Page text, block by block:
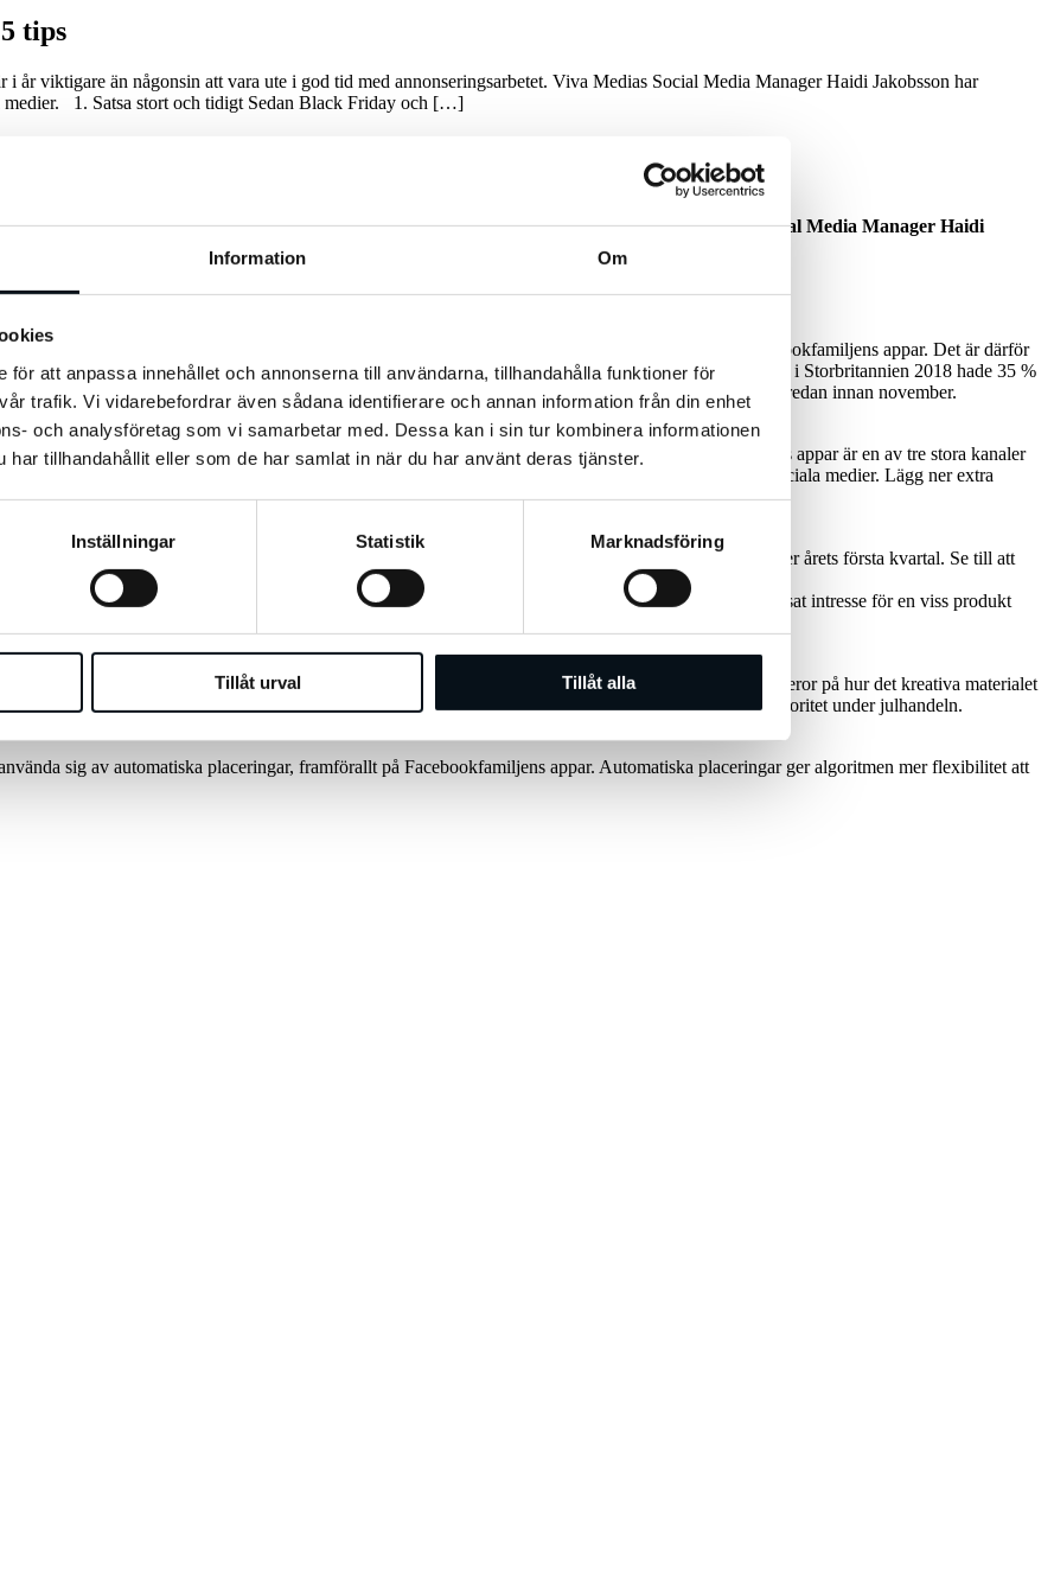
Information Om
för att anpassa innehållet och annonserna till användarna, tillhandahålla funktioner för
trafik. Vi vidarebefordrar även sådana identifierare och annan information från din enhet
och analysföretag som vi samarbetar med. Dessa kan i sin tur kombinera informationen
har tillhandahållit eller som de har samlat in när du har använt deras tjänster.
Inställningar Statistik Marknadsföring
Tillåt urval Tillåt alla
tips
år viktigare än någonsin att vara ute i god tid med annonseringsarbetet. Viva Medias Social Media Manager Haidi Jakobsson har
medier. 1. Satsa stort och tidigt Sedan Black Friday och […]
är i år viktigare än någonsin att vara ute i god tid med annonseringsarbetet. Viva Medias Social Media Manager Haidi
på sociala medier.
kommit att bli en budskapsmässigt tung månad med hög konkurrens om annonsutrymmet i Facebookfamiljens appar. Det är därför
att optimera kampanjstrategier och identifiera målgrupper. Enligt en undersökning bland konsumenter i Storbritannien 2018 hade 35 %
klara då. 24 % av de som genomförde sin julhandel via mobilen uppger att de påbörjade julhandeln redan innan november.
Allt fler konsumenter finner dock det de ska köpa på sina mobiler och menar att Facebookfamiljens appar är en av tre stora kanaler
och butikers hemsidor). Det är därför av stor vikt att förlänga fönstershoppingen till det mobila och sociala medier. Lägg ner extra
var brittiska kvinnor 54 % mer benägna att köpa elektronikprodukter under julperioden än de var under årets första kvartal. Se till att
under julperioden.
för breda målgrupper (DPA Broad Audience). Annonsen kommer att visas för personer som visat intresse för en viss produkt
nya kunder under julhandeln.
hinner avgöra om det hen ser i flödet är intressant. Facebook menar att 60 % av en annons framgång beror på hur det kreativa materialet
till annonserna och fånga konsumentens intresse under den första sekunden bör vara av största prioritet under julhandeln.
sig av automatiska placeringar, framförallt på Facebookfamiljens appar. Automatiska placeringar ger algoritmen mer flexibilitet att